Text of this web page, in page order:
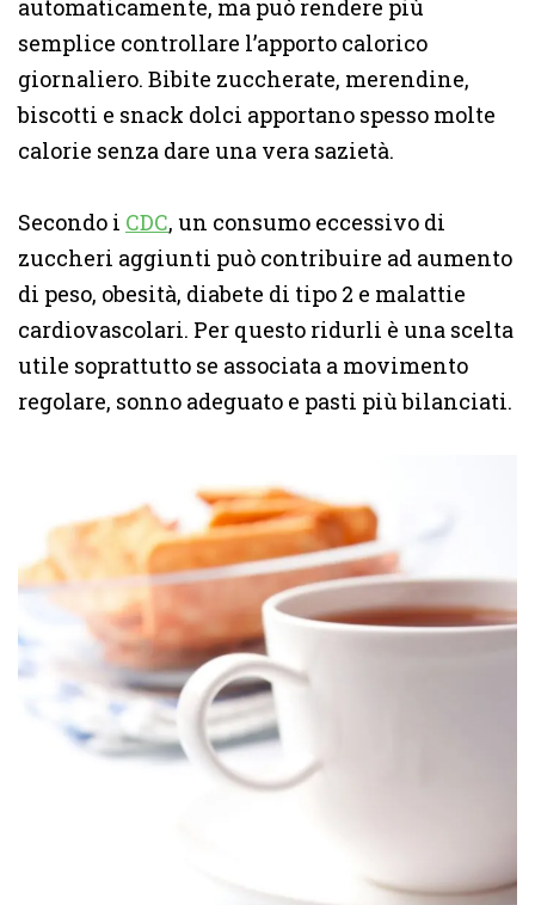
automaticamente, ma può rendere più
semplice controllare l’apporto calorico
giornaliero. Bibite zuccherate, merendine,
biscotti e snack dolci apportano spesso molte
calorie senza dare una vera sazietà.
Secondo i CDC, un consumo eccessivo di
zuccheri aggiunti può contribuire ad aumento
di peso, obesità, diabete di tipo 2 e malattie
cardiovascolari. Per questo ridurli è una scelta
utile soprattutto se associata a movimento
regolare, sonno adeguato e pasti più bilanciati.